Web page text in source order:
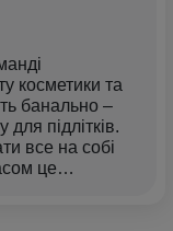
косметики та
банально –
підлітків.
все на собі
це